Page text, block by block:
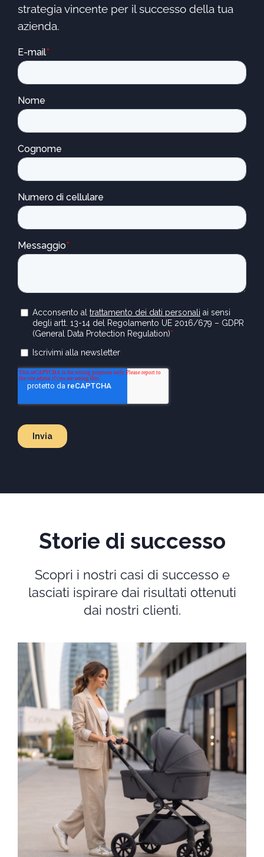
strategia vincente per il successo della tua
azienda.
Storie di successo
Scopri i nostri casi di successo e
lasciati ispirare dai risultati ottenuti
dai nostri clienti.